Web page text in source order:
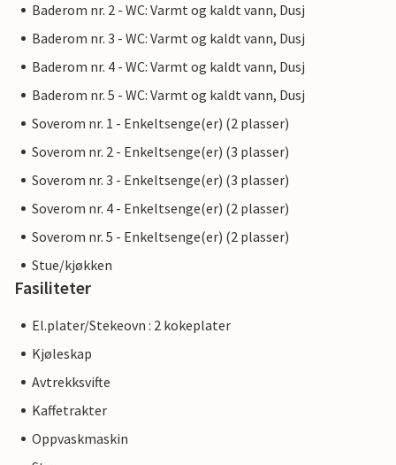
Baderom nr. 2 - WC: Varmt og kaldt vann, Dusj
Baderom nr. 3 - WC: Varmt og kaldt vann, Dusj
Baderom nr. 4 - WC: Varmt og kaldt vann, Dusj
Baderom nr. 5 - WC: Varmt og kaldt vann, Dusj
Soverom nr. 1 - Enkeltsenge(er) (2 plasser)
Soverom nr. 2 - Enkeltsenge(er) (3 plasser)
Soverom nr. 3 - Enkeltsenge(er) (3 plasser)
Soverom nr. 4 - Enkeltsenge(er) (2 plasser)
Soverom nr. 5 - Enkeltsenge(er) (2 plasser)
Stue/kjøkken
Fasiliteter
El.plater/Stekeovn : 2 kokeplater
Kjøleskap
Avtrekksvifte
Kaffetrakter
Oppvaskmaskin